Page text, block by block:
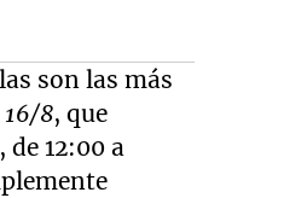
son las más
16/8, que
12:00 a